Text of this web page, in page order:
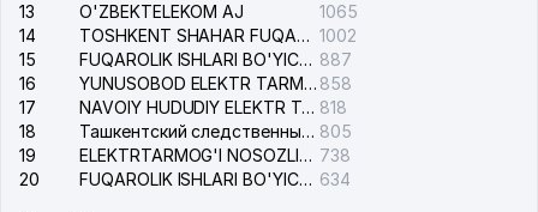
13
O'ZBEKTELEKOM AJ
1065
14
TOSHKENT SHAHAR FUQAROLIK ISHLARI BO'YICHA SUDI 1002
15
FUQAROLIK ISHLARI BO'YICHA YAKKASAROY TUMANLARARO SUDI 887
16
YUNUSOBOD ELEKTR TARMOG'I NOSOZLIKLARI XIZMATI 858
17
NAVOIY HUDUDIY ELEKTR TARMOQLARI KORXONASI AJ 818
18
Ташкентский следственный изолятор 805
19
ELEKTRTARMOG'I NOSOZLIKLARINI TO'ZATISH SERGELI XIZMATI 738
20
FUQAROLIK ISHLARI BO'YICHA UCH-TEPA TUMANI SUDI 634